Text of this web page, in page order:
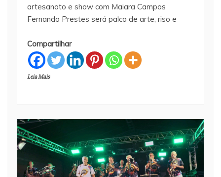
artesanato e show com Maiara Campos
Fernando Prestes será palco de arte, riso e
Compartilhar
Leia Mais